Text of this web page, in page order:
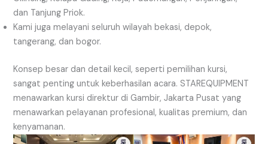
dan Tanjung Priok.
Kami juga melayani seluruh wilayah bekasi, depok,
tangerang, dan bogor.
Konsep besar dan detail kecil, seperti pemilihan kursi,
sangat penting untuk keberhasilan acara. STAREQUIPMENT
menawarkan kursi direktur di Gambir, Jakarta Pusat yang
menawarkan pelayanan profesional, kualitas premium, dan
kenyamanan.